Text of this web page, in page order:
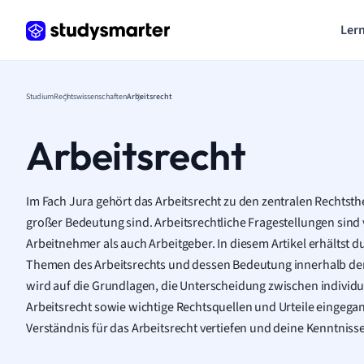
StudiumRechtswissenschaftenArbeitsrecht
Arbeitsrecht
Im Fach Jura gehört das Arbeitsrecht zu den zentralen
großer Bedeutung sind. Arbeitsrechtliche Fragestellungen
Arbeitnehmer als auch Arbeitgeber. In diesem Artikel erhältst
Themen des Arbeitsrechts und dessen Bedeutung innerhalb
wird auf die Grundlagen, die Unterscheidung zwischen
Arbeitsrecht sowie wichtige Rechtsquellen und Urteile
Verständnis für das Arbeitsrecht vertiefen und deine